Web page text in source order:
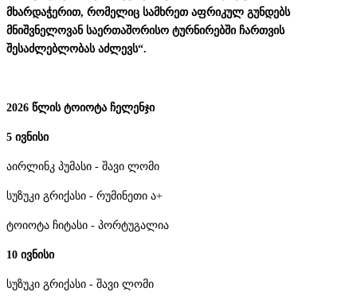
მხარდაჭერით, რომელიც სამხრეთ აფრიკულ გუნდებს
მნიშვნელოვან საერთაშორისო ტურნირებში ჩართვის
შესაძლებლობას აძლევს“.
2026 წლის ტოიოტა ჩელენჯი
5 ივნისი
აირლინკ პუმასი - შავი ლომი
სუზუკი გრიქასი - რუმინეთი ა+
ტოიოტა ჩიტასი - პორტუგალია
10 ივნისი
სუზუკი გრიქასი - შავი ლომი